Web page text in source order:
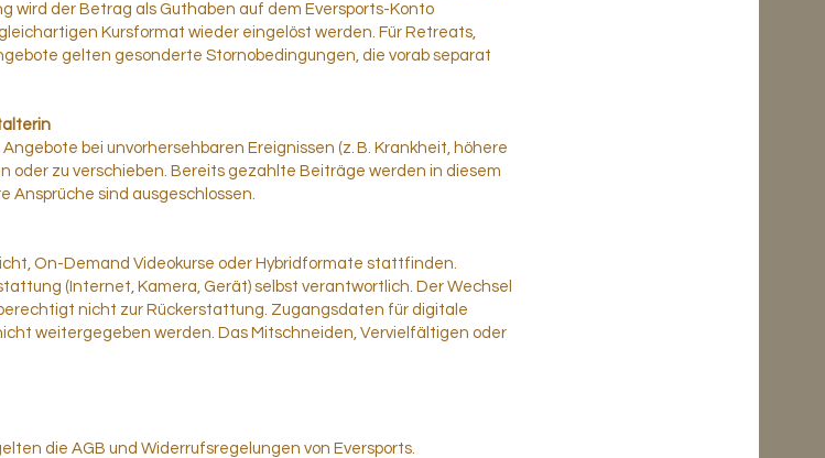
wird der Betrag als Guthaben auf dem Eversports-Konto
Kursformat wieder eingelöst werden. Für Retreats,
gelten gesonderte Stornobedingungen, die vorab separat
bei unvorhersehbaren Ereignissen (z. B. Krankheit, höhere
oder zu verschieben. Bereits gezahlte Beiträge werden in diesem
Ansprüche sind ausgeschlossen.
On-Demand Videokurse oder Hybridformate stattfinden.
(Internet, Kamera, Gerät) selbst verantwortlich. Der Wechsel
nicht zur Rückerstattung. Zugangsdaten für digitale
weitergegeben werden. Das Mitschneiden, Vervielfältigen oder
die AGB und Widerrufsregelungen von Eversports.